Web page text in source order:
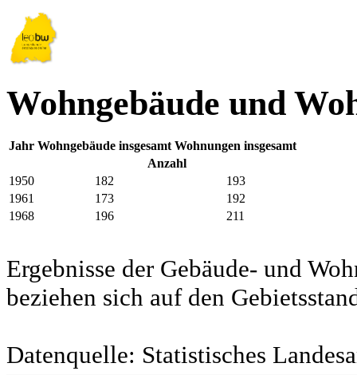
Wohngebäude und
Jahr Wohngebäude insgesamt Wohnungen insgesamt
Anzahl
1950
182
193
1961
173
192
1968
196 211
Ergebnisse der Gebäude- und
beziehen sich auf den
Datenquelle: Statistisches